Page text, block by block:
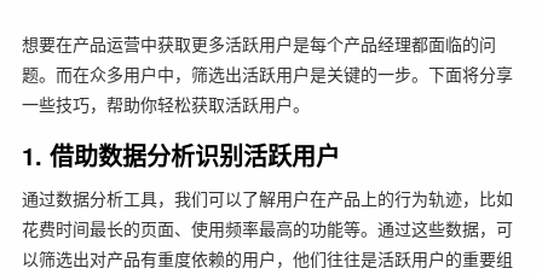
想要在产品运营中获取更多活跃用户是每个产品经理都面临的问
题。而在众多用户中，筛选出活跃用户是关键的一步。下面将分享
一些技巧，帮助你轻松获取活跃用户。
1. 借助数据分析识别活跃用户
通过数据分析工具，我们可以了解用户在产品上的行为轨迹，比如
花费时间最长的页面、使用频率最高的功能等。通过这些数据，可
以筛选出对产品有重度依赖的用户，他们往往是活跃用户的重要组